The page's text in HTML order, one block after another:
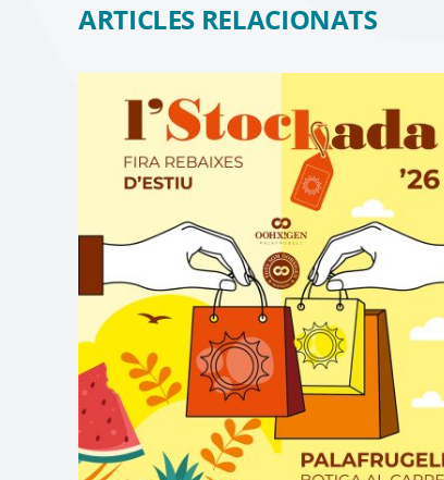
ARTICLES RELACIONATS
L’STOCKADA D’ESTIU 2026